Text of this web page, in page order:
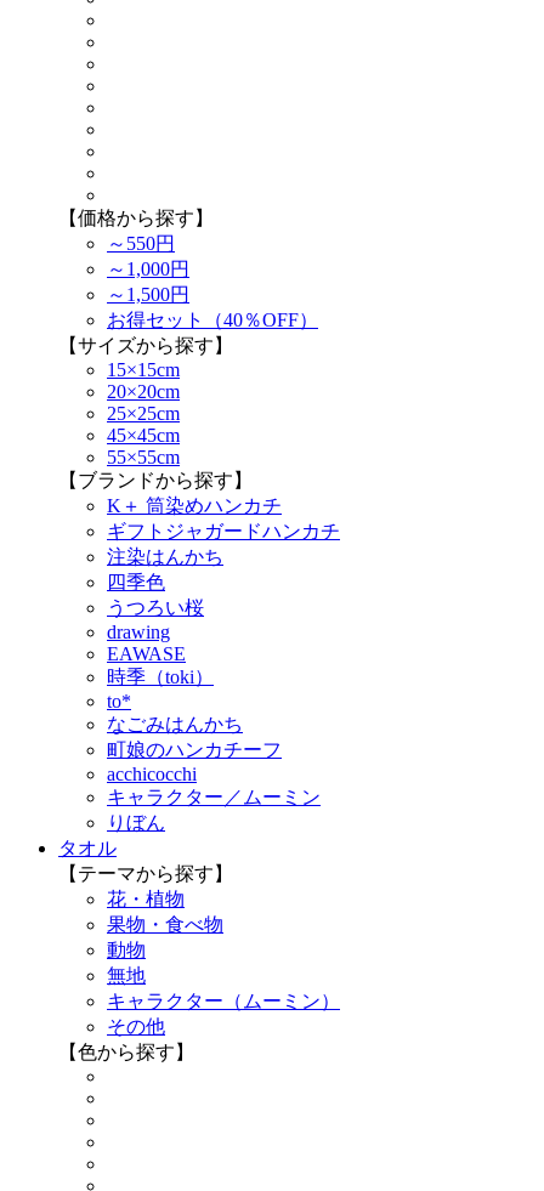
【価格から探す】
～550円
～1,000円
～1,500円
お得セット（40％OFF）
【サイズから探す】
15×15cm
20×20cm
25×25cm
45×45cm
55×55cm
【ブランドから探す】
K＋ 筒染めハンカチ
ギフトジャガードハンカチ
注染はんかち
四季色
うつろい桜
drawing
EAWASE
時季（toki）
to*
なごみはんかち
町娘のハンカチーフ
acchicocchi
キャラクター／ムーミン
りぼん
タオル
【テーマから探す】
花・植物
果物・食べ物
動物
無地
キャラクター（ムーミン）
その他
【色から探す】